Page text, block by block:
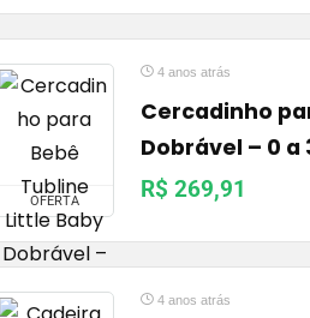
OFERTA
4 anos atrás
Cercadinho
Dobrável – 0 a
R$ 269,91
4 anos atrás